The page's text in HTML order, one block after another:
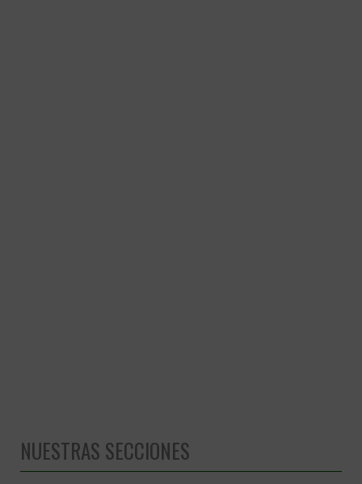
NUESTRAS SECCIONES